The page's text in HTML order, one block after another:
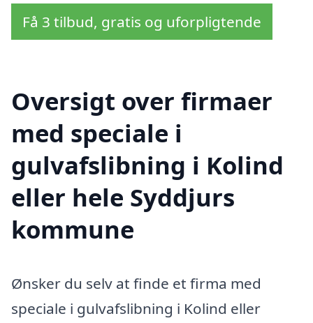
Få 3 tilbud, gratis og uforpligtende
Oversigt over firmaer
med speciale i
gulvafslibning i Kolind
eller hele Syddjurs
kommune
Ønsker du selv at finde et firma med
speciale i gulvafslibning i Kolind eller